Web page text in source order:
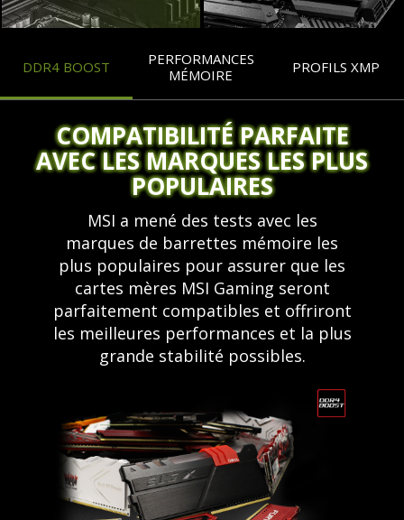
DDR4 BOOST
PERFORMANCES
MÉMOIRE
PROFILS XMP
COMPATIBILITÉ PARFAITE
AVEC LES MARQUES LES PLUS
POPULAIRES
MSI a mené des tests avec les
marques de barrettes mémoire les
plus populaires pour assurer que les
cartes mères MSI Gaming seront
parfaitement compatibles et offriront
les meilleures performances et la plus
grande stabilité possibles.